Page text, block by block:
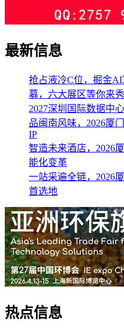
最新信息
抢占液冷C位，掘金AI
募，六大展区等你来秀
2027深圳国际数据中
品闽南风味，2026厦
IP
智造未来酒店，2026
能化变革
一站采遍全链，2026
首选地
热点信息